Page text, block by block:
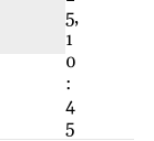
5,
1
0
:
4
5